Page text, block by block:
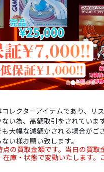
コレクターアイテムであり、リ
い為、高額取引をされています
大幅な減額がされる場合がご
い様お願い致します。
点の買取金額です。当日の買取
庫・状態で変動いたします。